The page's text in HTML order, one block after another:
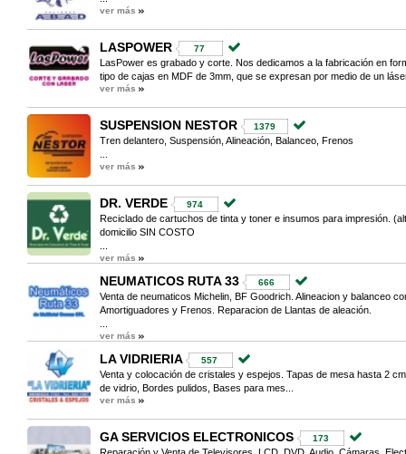
ver más
LASPOWER 77
LasPower es grabado y corte. Nos dedicamos a la fabricación en
tipo de cajas en MDF de 3mm, que se expresan por medio de un
ver más
SUSPENSION NESTOR 1379
Tren delantero, Suspensión, Alineación, Balanceo, Frenos
ver más
DR. VERDE 974
Reciclado de cartuchos de tinta y toner e insumos para impresión.
domicilio SIN COSTO
ver más
NEUMATICOS RUTA 33 666
Venta de neumaticos Michelin, BF Goodrich. Alineacion y balanceo
Amortiguadores y Frenos. Reparacion de Llantas de aleación.
ver más
LA VIDRIERIA 557
Venta y colocación de cristales y espejos. Tapas de mesa hasta 2
de vidrio, Bordes pulidos, Bases para mes...
ver más
GA SERVICIOS ELECTRONICOS 173